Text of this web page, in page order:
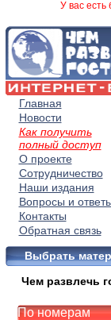
У вас есть
Главная
Новости
Как получить
полный доступ
О проекте
Сотрудничество
Наши издания
Вопросы и
Контакты
Обратная связь
Выбрать
Чем развлечь
По номерам